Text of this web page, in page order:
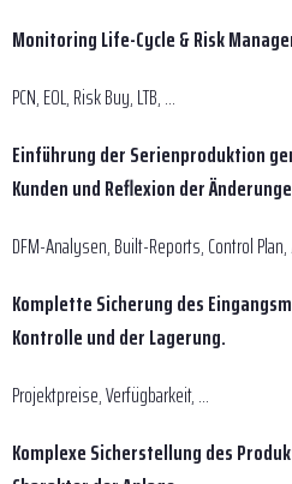
Monitoring Life-Cycle & Risk
PCN, EOL, Risk Buy, LTB, ...
Einführung der Serienproduktion
Kunden und Reflexion der
DFM-Analysen, Built-Reports, Control
Komplette Sicherung des
Kontrolle und der Lagerung.
Projektpreise, Verfügbarkeit, ...
Komplexe Sicherstellung des